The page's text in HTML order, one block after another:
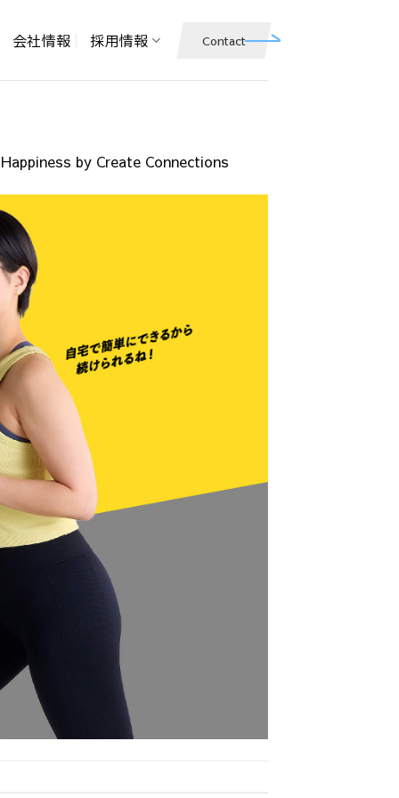
会社情報 採用情報 Contact
by Create Connections